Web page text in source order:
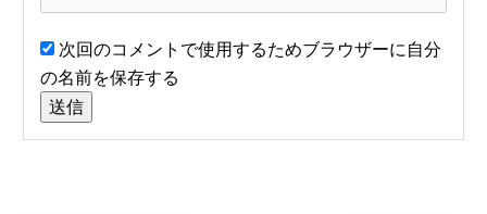
次回のコメントで使用するためブラウザーに自分
の名前を保存する